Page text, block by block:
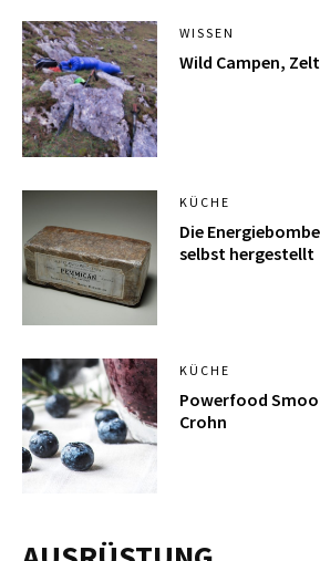
WISSEN
Wild Campen,
KÜCHE
Die
selbst hergestellt
KÜCHE
Powerfood
Crohn